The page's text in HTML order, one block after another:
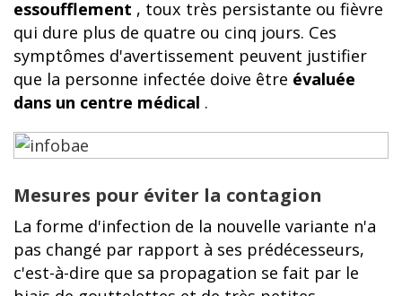
essoufflement , toux très persistante ou fièvre
qui dure plus de quatre ou cinq jours. Ces
symptômes d'avertissement peuvent justifier
que la personne infectée doive être évaluée
dans un centre médical .
Mesures pour éviter la contagion
La forme d'infection de la nouvelle variante n'a
pas changé par rapport à ses prédécesseurs,
c'est-à-dire que sa propagation se fait par le